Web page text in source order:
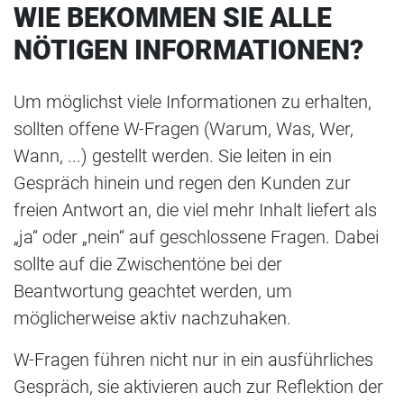
WIE BEKOMMEN SIE ALLE
NÖTIGEN INFORMATIONEN?
Um möglichst viele Informationen zu erhalten,
sollten offene W-Fragen (Warum, Was, Wer,
Wann, ...) gestellt werden. Sie leiten in ein
Gespräch hinein und regen den Kunden zur
freien Antwort an, die viel mehr Inhalt liefert als
„ja“ oder „nein“ auf geschlossene Fragen. Dabei
sollte auf die Zwischentöne bei der
Beantwortung geachtet werden, um
möglicherweise aktiv nachzuhaken.
W-Fragen führen nicht nur in ein ausführliches
Gespräch, sie aktivieren auch zur Reflektion der